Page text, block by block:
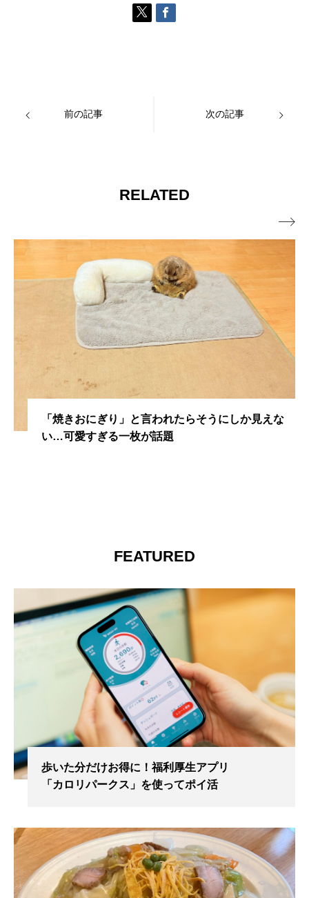
前の記事 次の記事
RELATED
にしか見えな
染⾕将太に『呪怨』白塗り恐怖キ
過去「全部落ちました」

FEATURED
歩いた分だけお得に！福利厚生アプリ
「カロリパークス」を使ってポイ活